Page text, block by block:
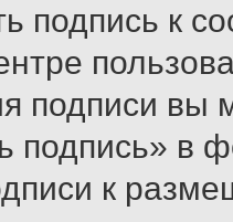
подпись к
подписи вы
подпись» в
к